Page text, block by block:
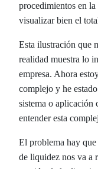
procedimientos en
visualizar bien el
Esta ilustración que
realidad muestra lo
empresa. Ahora
complejo y he
sistema o aplicación
entender esta
El problema hay
de liquidez nos va a